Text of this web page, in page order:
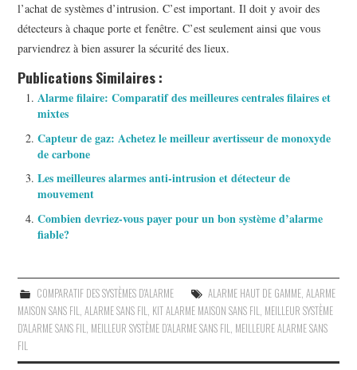
l’achat de systèmes d’intrusion. C’est important. Il doit y avoir des
détecteurs à chaque porte et fenêtre. C’est seulement ainsi que vous
parviendrez à bien assurer la sécurité des lieux.
Publications Similaires :
Alarme filaire: Comparatif des meilleures centrales filaires et
mixtes
Capteur de gaz: Achetez le meilleur avertisseur de monoxyde
de carbone
Les meilleures alarmes anti-intrusion et détecteur de
mouvement
Combien devriez-vous payer pour un bon système d’alarme
fiable?
COMPARATIF DES SYSTÈMES D'ALARME ALARME HAUT DE GAMME, ALARME
MAISON SANS FIL,ALARME SANS FIL, KIT ALARME MAISON SANS FIL, MEILLEUR SYSTÈME
D'ALARME SANS FIL, MEILLEUR SYSTÈME D’ALARME SANS FIL, MEILLEURE ALARME SANS
FIL